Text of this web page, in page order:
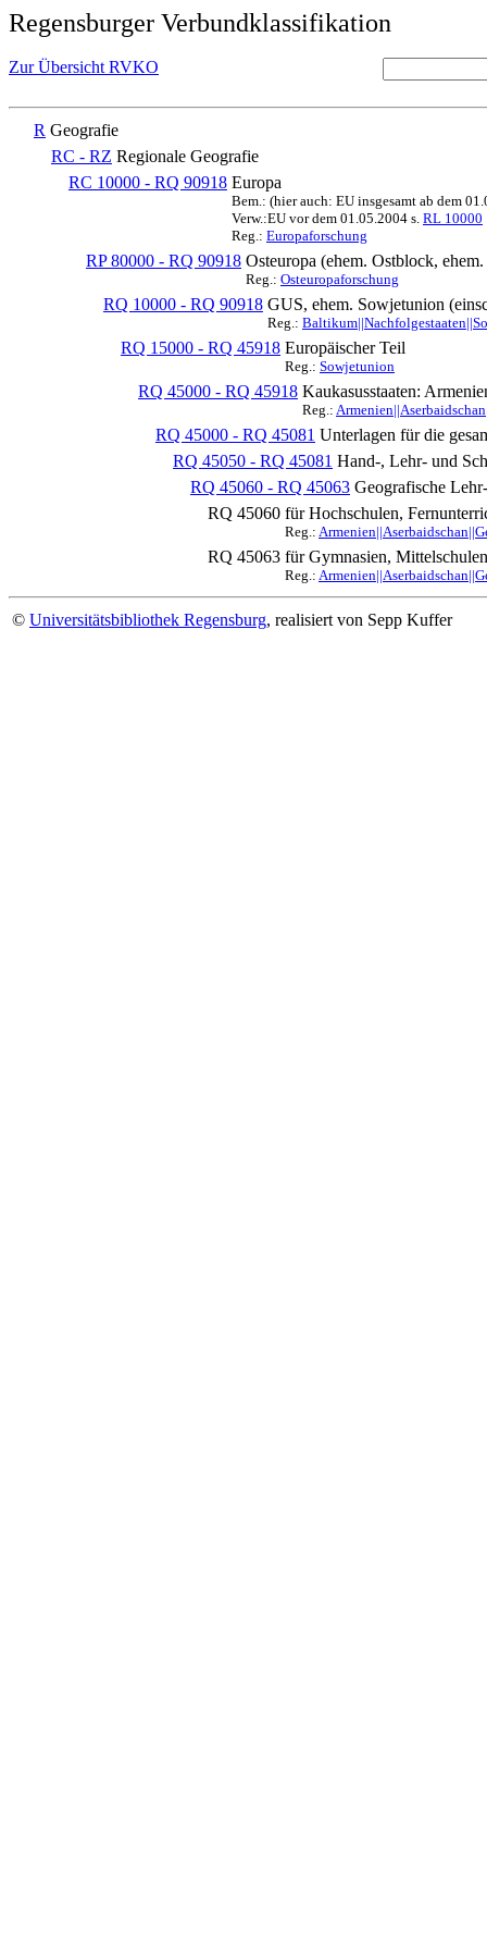
Regensburger Verbundklassifikation
Zur Übersicht RVKO
R Geografie
RC - RZ Regionale Geografie
RC 10000 - RQ 90918 Europa
Bem.: (hier auch: EU insgesamt ab dem
Verw.:EU vor dem 01.05.2004 s. RL 10000
Reg.: Europaforschung
RP 80000 - RQ 90918 Osteuropa (ehem. Ostblock,
Reg.: Osteuropaforschung
RQ 10000 - RQ 90918 GUS, ehem. Sowjetunion
Reg.:
RQ 15000 - RQ 45918 Europäischer Teil
Reg.: Sowjetunion
RQ 45000 - RQ 45918 Kaukasusstaaten:
Reg.:
RQ 45000 - RQ 45081 Unterlagen für die
RQ 45050 - RQ 45081 Hand-, Lehr- und
RQ 45060 - RQ 45063 Geografische
RQ 45060 für Hochschulen,
Reg.:
RQ 45063 für Gymnasien,
Reg.:
© Universitätsbibliothek Regensburg, realisiert von Sepp Kuffer